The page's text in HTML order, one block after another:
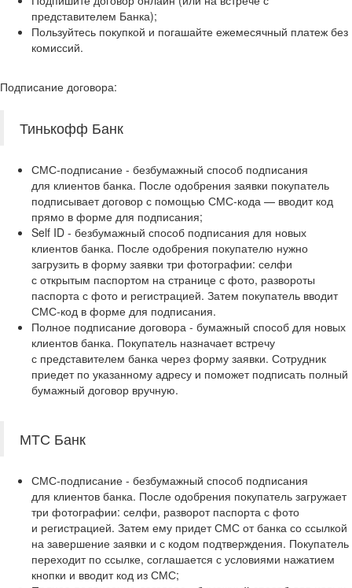
представителем Банка);
Пользуйтесь покупкой и погашайте ежемесячный платеж без
комиссий.
Подписание договора:
Тинькофф Банк
СМС‑подписание - безбумажный способ подписания
для клиентов банка. После одобрения заявки покупатель
подписывает договор с помощью СМС‑кода — вводит код
прямо в форме для подписания;
Self ID - безбумажный способ подписания для новых
клиентов банка. После одобрения покупателю нужно
загрузить в форму заявки три фотографии: селфи
с открытым паспортом на странице с фото, развороты
паспорта с фото и регистрацией. Затем покупатель вводит
СМС‑код в форме для подписания.
Полное подписание договора - бумажный способ для новых
клиентов банка. Покупатель назначает встречу
с представителем банка через форму заявки. Сотрудник
приедет по указанному адресу и поможет подписать полный
бумажный договор вручную.
МТС Банк
СМС‑подписание - безбумажный способ подписания
для клиентов банка. После одобрения покупатель загружает
три фотографии: селфи, разворот паспорта с фото
и регистрацией. Затем ему придет СМС от банка со ссылкой
на завершение заявки и с кодом подтверждения. Покупатель
переходит по ссылке, соглашается с условиями нажатием
кнопки и вводит код из СМС;